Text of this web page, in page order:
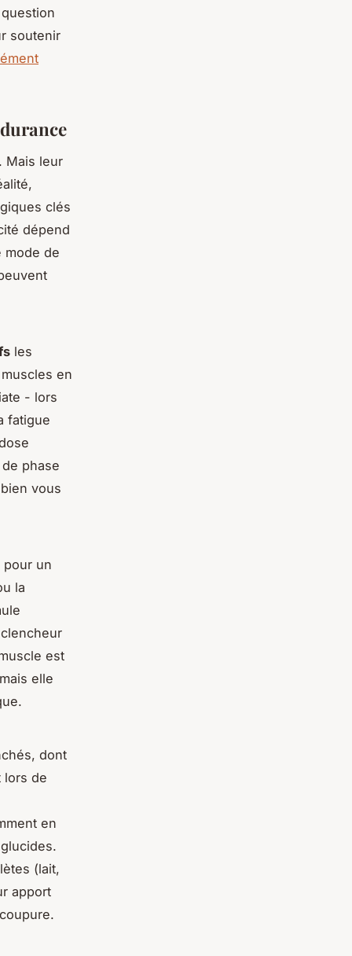
soutenir
Mais leur
clés
dépend
mode de
les
en
- lors
fatigue
phase
vous
pour un
la
est
elle
dont
lors de
en
(lait,
apport